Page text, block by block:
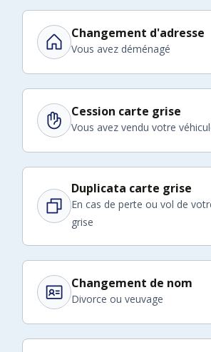
Changement d'adresse
Vous avez déménagé
Cession carte grise
Vous avez vendu votre
Duplicata carte grise
En cas de perte ou vol de
grise
Changement de nom
Divorce ou veuvage